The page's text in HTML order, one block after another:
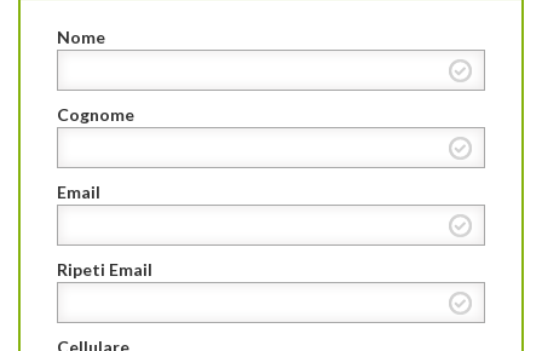
Nome
Cognome
Email
Ripeti Email
Cellulare